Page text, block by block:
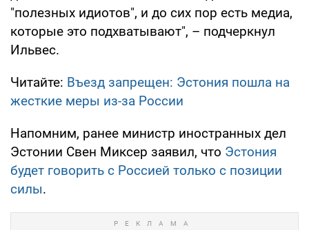
"полезных идиотов", и до сих пор есть медиа,
которые это подхватывают", – подчеркнул
Ильвес.
Читайте: Въезд запрещен: Эстония пошла на
жесткие меры из-за России
Напомним, ранее министр иностранных дел
Эстонии Свен Миксер заявил, что Эстония
будет говорить с Россией только с позиции
силы.